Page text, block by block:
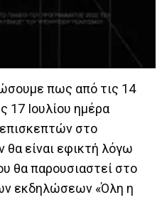
πως από τις 14
17 Ιουλίου ημέρα
στο
θα είναι εφικτή λόγω
θα παρουσιαστεί στο
εκδηλώσεων «Όλη η